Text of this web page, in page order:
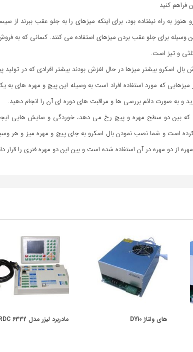
فراهم کنید
به راه نیفتاده بود، برای اینکه میزهای را به جلو عقب ببرند
وسیله برای جلو عقب بردن میزهای استفاده می کنند. کسانی که به
و تیز است.
بال اسکرو بیشتر میزها در حال لغزش بودند بیشتر افرادی که در
میزهایی که مورد استفاده افراد است به وسیله این پیچ و مهره های به
و به صورت دائم بررسی ها و مراقبت های دوره ای آن را انجام دهید.
که بین دو سطح مهره و پیچ رخ می دهد، خوردگی و سایش هایی
است و شما نصب نمودن بال اسکرو به جای پیچ و مهره میز و هر
از دو مهره در آن استفاده شده است و بین این دو مهره فنری را قرار
های ولتاژ DY10 مادربرد لیزر مدل RDC 6332